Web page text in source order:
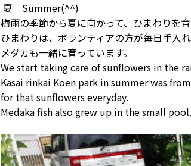
夏 Summer(^^)
梅雨の季節から夏に向かって、ひまわりを
ひまわりは、ボランティアの方が毎日手入
メダカも一緒に育っています。
We start taking care of sunflowers in the
Kasai rinkai Koen park in summer was
for that sunflowers everyday.
Medaka fish also grew up in the small pool.